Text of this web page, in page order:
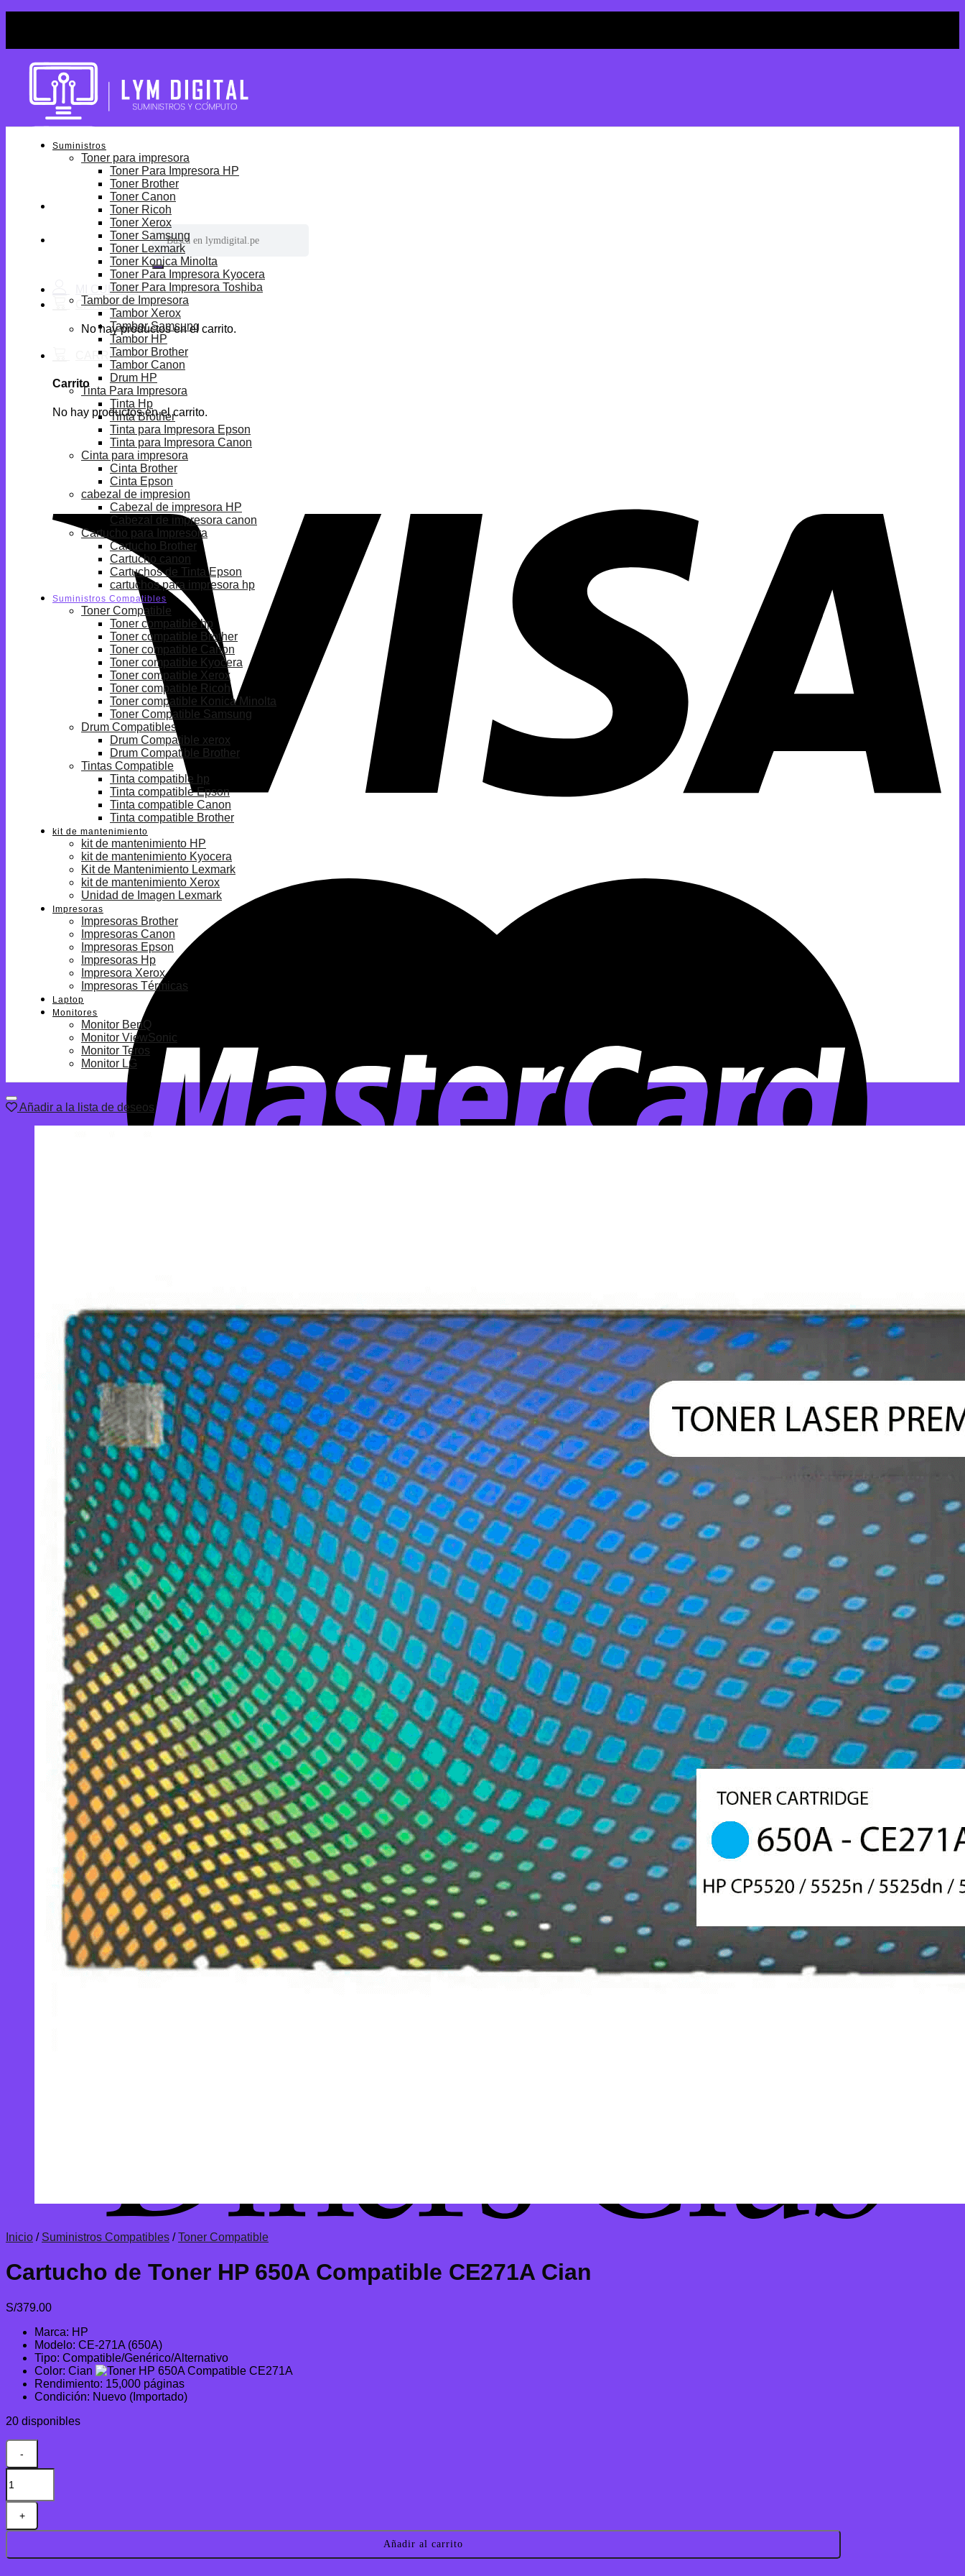
Buscar
por:
No hay productos en el carrito.
Carrito
No hay productos en el carrito.
Suministros
Toner para impresora
Toner Para Impresora HP
Toner Brother
Toner Canon
Toner Ricoh
Toner Xerox
Toner Samsung
Toner Lexmark
Toner Konica Minolta
Toner Para Impresora Kyocera
Toner Para Impresora Toshiba
Tambor de Impresora
Tambor Xerox
Tambor Samsung
Tambor HP
Tambor Brother
Tambor Canon
Drum HP
Tinta Para Impresora
Tinta Hp
Tinta Brother
Tinta para Impresora Epson
Tinta para Impresora Canon
Cinta para impresora
Cinta Brother
Cinta Epson
cabezal de impresion
Cabezal de impresora HP
Cabezal de impresora canon
Cartucho para Impresora
Cartucho Brother
Cartucho canon
Cartuchos de Tinta Epson
cartuchos para impresora hp
Suministros Compatibles
Toner Compatible
Toner compatible hp
Toner compatible Brother
Toner compatible Canon
Toner compatible Kyocera
Toner compatible Xerox
Toner compatible Ricoh
Toner compatible Konica Minolta
Toner Compatible Samsung
Drum Compatibles
Drum Compatible xerox
Drum Compatible Brother
Tintas Compatible
Tinta compatible hp
Tinta compatible Epson
Tinta compatible Canon
Tinta compatible Brother
kit de mantenimiento
kit de mantenimiento HP
kit de mantenimiento Kyocera
Kit de Mantenimiento Lexmark
kit de mantenimiento Xerox
Unidad de Imagen Lexmark
Impresoras
Impresoras Brother
Impresoras Canon
Impresoras Epson
Impresoras Hp
Impresora Xerox
Impresoras Térmicas
Laptop
Monitores
Monitor BenQ
Monitor ViewSonic
Monitor Teros
Monitor LG
Añadir a la lista de deseos
Inicio / Suministros Compatibles / Toner Compatible
Cartucho de Toner HP 650A Compatible CE271A Cian
S/379.00
Marca: HP
Modelo: CE-271A (650A)
Tipo: Compatible/Genérico/Alternativo
Color: Cian
Rendimiento: 15,000 páginas
Condición: Nuevo (Importado)
20 disponibles
Cartucho
de
Toner
Añadir al carrito